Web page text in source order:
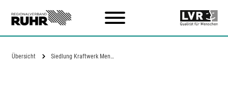
Übersicht Siedlung Kraftwerk Mengede in…